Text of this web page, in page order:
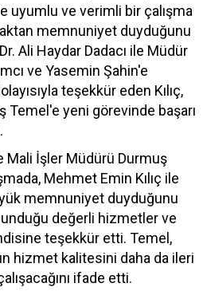
uyumlu ve verimli bir çalışma
memnuniyet duyduğunu
Ali Haydar Dadacı ile Müdür
ve Yasemin Şahin'e
teşekkür eden Kılıç,
Temel'e yeni görevinde başarı
Mali İşler Müdürü Durmuş
Mehmet Emin Kılıç ile
memnuniyet duyduğunu
değerli hizmetler ve
teşekkür etti. Temel,
hizmet kalitesini daha da ileri
ifade etti.